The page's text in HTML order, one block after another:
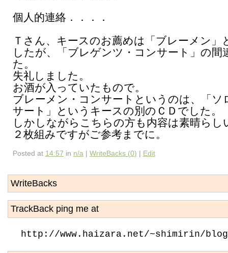
個人的連絡．．．．
Ｔさん、キースのお薦めは「ブレーメン」
したが、「ブレゲンツ・コンサート」の間
た。
失礼しました。
お酒が入っていたもので。
ブレーメン・コンサートというのは、「ソ
サート」というキースの別のＣＤでした。
しかしながらこちらの方も内容は素晴らし
２枚組みですがご参考までに。
Posted at 14:57 in n/a WriteBacks (0) Edit
WriteBacks
TrackBack ping me at
http://www.haizara.net/~shimirin/blog/